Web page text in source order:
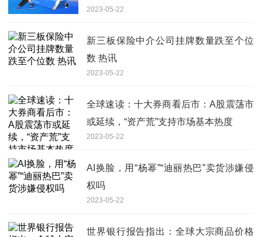
2023-05-22
新三板保险中介公司挂牌数量跌至个位
数 热讯
2023-05-22
全球速读：十大券商看后市：A股震荡市
或延续，“资产荒”支持市场基本热度
2023-05-22
AI换脸，用“杨幂”“迪丽热巴”卖货涉嫌侵
权吗
2023-05-22
世界银行报告指出：全球大宗商品价格